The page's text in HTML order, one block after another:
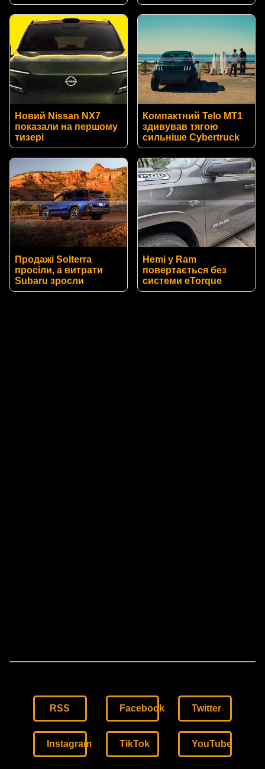
Новий Nissan NX7
показали на першому
тизері
Компактний Telo MT1
здивував тягою
сильніше Cybertruck
Продажі Solterra
просіли, а витрати
Subaru зросли
Hemi у Ram
повертається без
системи eTorque
RSS Facebook Twitter
Instagram TikTok YouTube